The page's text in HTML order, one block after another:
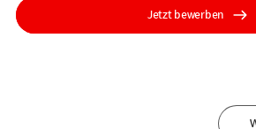
Jetzt bewerben